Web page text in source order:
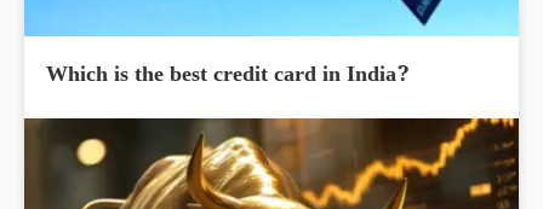
Which is the best credit card in India?